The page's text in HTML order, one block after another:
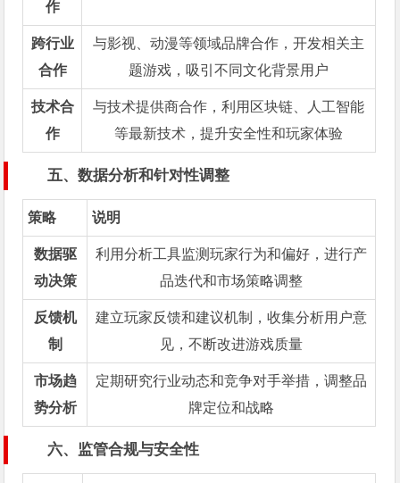
作
跨行业
合作
与影视、动漫等领域品牌合作，开发相关主
题游戏，吸引不同文化背景用户
技术合
作
与技术提供商合作，利用区块链、人工智能
等最新技术，提升安全性和玩家体验
五、数据分析和针对性调整
策略 说明
数据驱
动决策
利用分析工具监测玩家行为和偏好，进行产
品迭代和市场策略调整
反馈机
制
建立玩家反馈和建议机制，收集分析用户意
见，不断改进游戏质量
市场趋
势分析
定期研究行业动态和竞争对手举措，调整品
牌定位和战略
六、监管合规与安全性